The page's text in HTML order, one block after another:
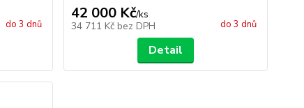
do 3 dnů
42 000 Kč/ks
34 711 Kč bez DPH do 3 dnů
Detail